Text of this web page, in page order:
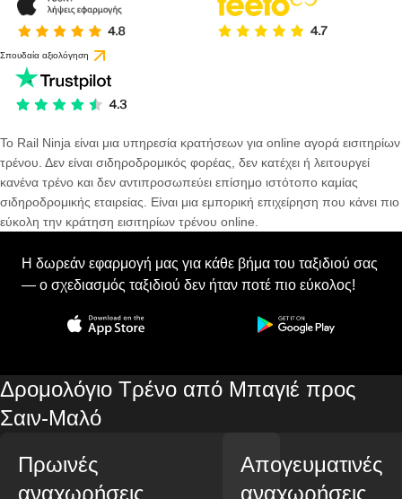
Σπουδαία αξιολόγηση
Το Rail Ninja είναι μια υπηρεσία κρατήσεων για online αγορά εισιτηρίων
τρένου. Δεν είναι σιδηροδρομικός φορέας, δεν κατέχει ή λειτουργεί
κανένα τρένο και δεν αντιπροσωπεύει επίσημο ιστότοπο καμίας
σιδηροδρομικής εταιρείας. Είναι μια εμπορική επιχείρηση που κάνει πιο
εύκολη την κράτηση εισιτηρίων τρένου online.
Η δωρεάν εφαρμογή μας για κάθε βήμα του ταξιδιού σας
— ο σχεδιασμός ταξιδιού δεν ήταν ποτέ πιο εύκολος!
Δρομολόγιο Τρένο από Μπαγιέ προς
Σαιν-Μαλό
Πρωινές
αναχωρήσεις
Απογευματινές
αναχωρήσεις